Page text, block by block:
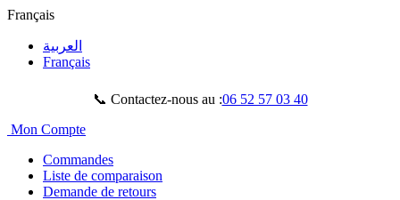
Français
العربية
Français
📞 Contactez-nous au :06 52 57 03 40
Mon Compte
Commandes
Liste de comparaison
Demande de retours